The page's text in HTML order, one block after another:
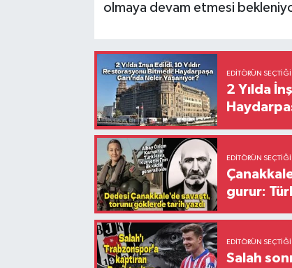
olmaya devam etmesi
EDITÖRÜN SEÇTIĞI
2 Yılda
EDITÖRÜN SEÇTIĞI
gurur:
EDITÖRÜN SEÇTIĞI
Salah